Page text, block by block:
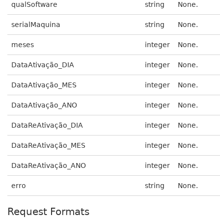
qualSoftware string None.
serialMaquina string None.
meses integer None.
DataAtivação_DIA integer None.
DataAtivação_MES integer None.
DataAtivação_ANO integer None.
DataReAtivação_DIA integer None.
DataReAtivação_MES integer None.
DataReAtivação_ANO integer None.
erro string None.
Request Formats